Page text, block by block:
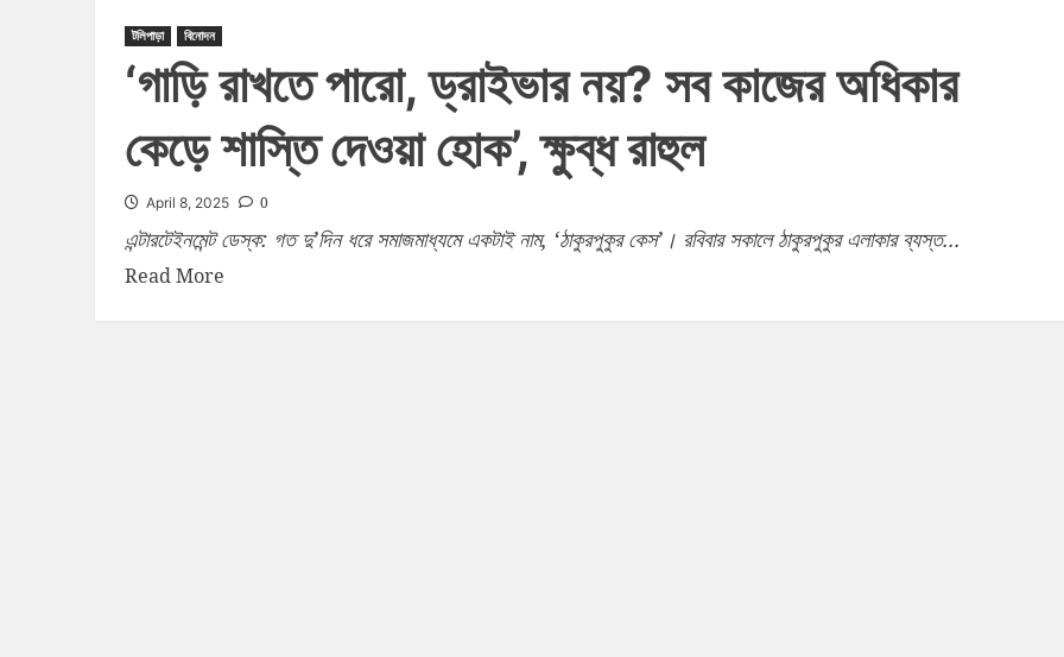
টলিপাড়া বিনোদন
‘গাড়ি রাখতে পারো, ড্রাইভার নয়? সব কাজের অধিকার
কেড়ে শাস্তি দেওয়া হোক’, ক্ষুব্ধ রাহুল
April 8, 2025 0
এন্টারটেইনমেন্ট ডেস্ক: গত দু’দিন ধরে সমাজমাধ্যমে একটাই নাম, ‘ঠাকুরপুকুর কেস’। রবিবার সকালে ঠাকুরপুকুর এলাকার ব্যস্ত...
Read More